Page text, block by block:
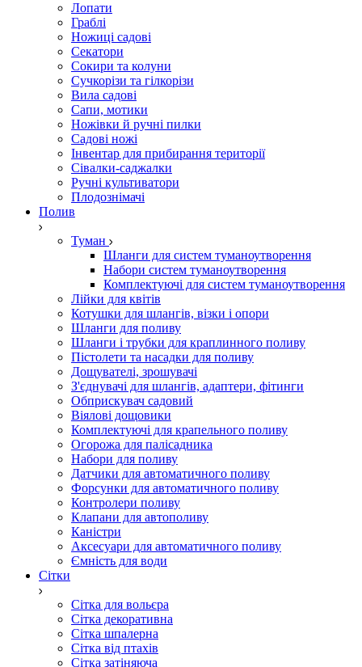
Лопати
Граблі
Ножиці садові
Секатори
Сокири та колуни
Сучкорізи та гілкорізи
Вила садові
Сапи, мотики
Ножівки й ручні пилки
Садові ножі
Інвентар для прибирання території
Сівалки-саджалки
Ручні культиватори
Плодознімачі
Полив
Туман
Шланги для систем туманоутворення
Набори систем туманоутворення
Комплектуючі для систем туманоутворення
Лійки для квітів
Котушки для шлангів, візки і опори
Шланги для поливу
Шланги і трубки для краплинного поливу
Пістолети та насадки для поливу
Дощувателі, зрошувачі
З'єднувачі для шлангів, адаптери, фітинги
Обприскувач садовий
Віялові дощовики
Комплектуючі для крапельного поливу
Огорожа для палісадника
Набори для поливу
Датчики для автоматичного поливу
Форсунки для автоматичного поливу
Контролери поливу
Клапани для автополиву
Каністри
Аксесуари для автоматичного поливу
Ємність для води
Сітки
Сітка для вольєра
Сітка декоративна
Сітка шпалерна
Сітка від птахів
Сітка затіняюча